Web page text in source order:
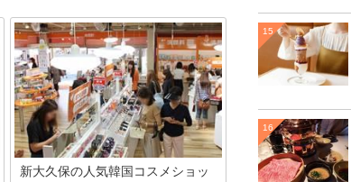
新大久保の人気韓国コスメショッ
15
16